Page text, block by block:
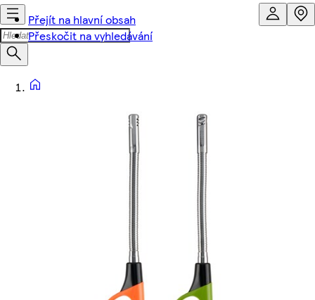
Přejít na hlavní obsah
Přeskočit na vyhledávání